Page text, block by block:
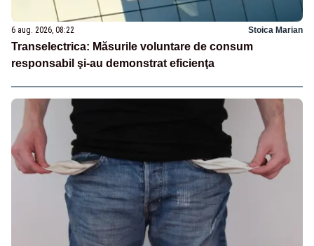
6 aug. 2026, 08:22 Stoica Marian
Transelectrica: Măsurile voluntare de consum
responsabil şi-au demonstrat eficienţa